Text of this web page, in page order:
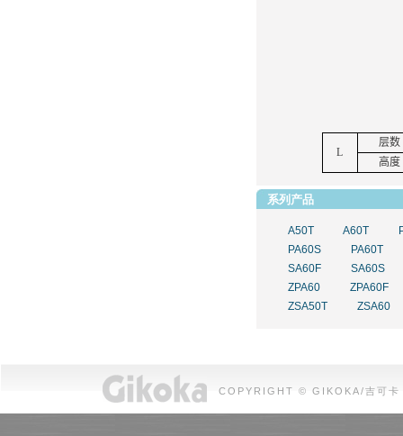
L
层数
高度
系列产品
A50T A60T
PA60S
PA60T
SA60F
SA60S
ZPA60
ZPA60F
ZSA50T
ZSA60
COPYRIGHT © GIKOKA/吉可